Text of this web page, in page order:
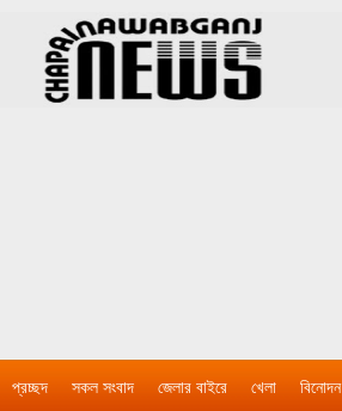
প্রচ্ছদ সকল সংবাদ জেলার বাইরে খেলা বিনোদন